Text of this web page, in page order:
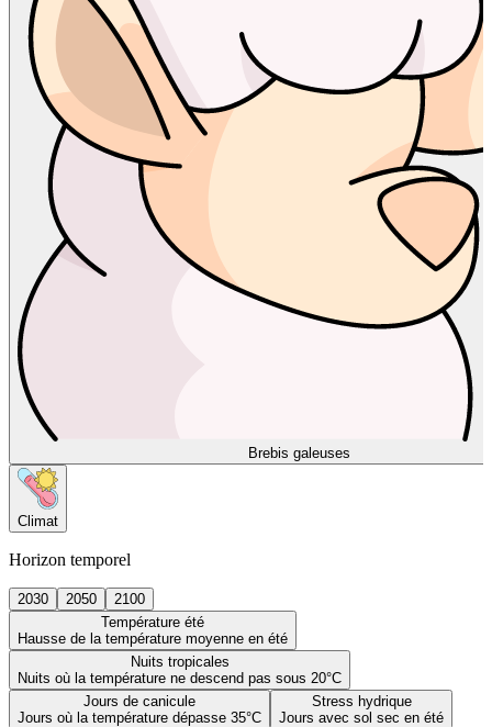
Brebis galeuses
Climat
Horizon temporel
2030 2050
2100
Température été
Hausse de la température moyenne en été
Nuits tropicales
Nuits où la température ne descend pas sous 20°C
Jours de canicule
Jours où la température dépasse 35°C
Stress hydrique
Jours avec sol sec en été